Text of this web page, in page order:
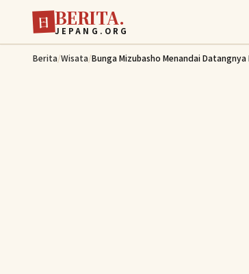
Lewati ke konten utama
日 BERITA.
JEPANG.ORG
Berita/Wisata/Bunga Mizubasho Menandai